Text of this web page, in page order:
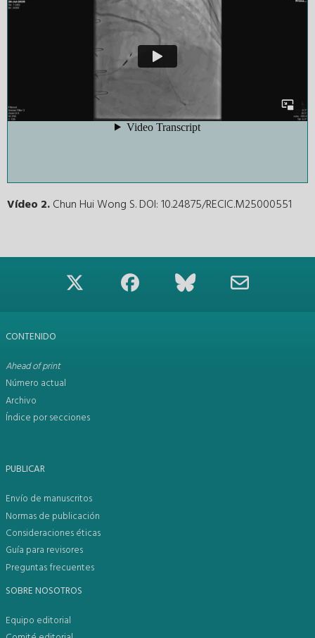
Vídeo 2.Chun Hui Wong S. DOI: 10.24875/RECIC.M25000551
CONTENIDO
Ahead of print
Número actual
Archivo
Índice por secciones
PUBLICAR
Envío de manuscritos
Normas de publicación
Consideraciones éticas
Guía para revisores
Preguntas frecuentes
SOBRE NOSOTROS
Equipo editorial